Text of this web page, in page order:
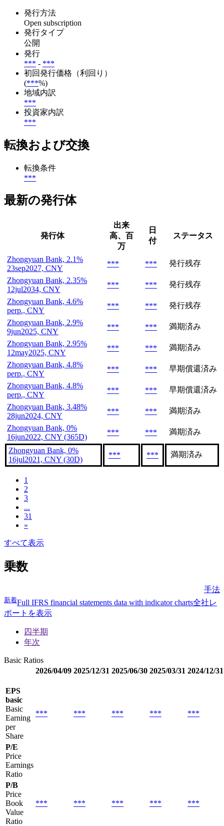
発行方法
Open subscription
発行タイプ
公開
発行
*** - ***
初回発行価格（利回り）
(***%)
地域内訳
***
投資家内訳
***
転換および交換
転換条件
***
最新の発行体
発行体
出来
高、百
万
日
付
ステータス
Zhongyuan Bank, 2.1%
23sep2027, CNY
*** ***
発行残存
Zhongyuan Bank, 2.35%
12jul2034, CNY
*** ***
発行残存
Zhongyuan Bank, 4.6%
perp., CNY
*** ***
発行残存
Zhongyuan Bank, 2.9%
9jun2025, CNY
*** ***
満期済み
Zhongyuan Bank, 2.95%
12may2025, CNY
*** ***
満期済み
Zhongyuan Bank, 4.8%
perp., CNY
*** ***
早期償還済み
Zhongyuan Bank, 4.8%
perp., CNY
*** ***
早期償還済み
Zhongyuan Bank, 3.48%
28jun2024, CNY
*** ***
満期済み
Zhongyuan Bank, 0%
16jun2022, CNY (365D)
*** *** 満期済み
Zhongyuan Bank, 0%
16jul2021, CNY (30D)
*** *** 満期済み
1
2
3
...
31
»
すべて表示
乗数
手法
新着Full IFRS financial statements data with indicator charts全社レ
ポートを表示
四半期
年次
Basic Ratios
2026/04/09 2025/12/31 2025/06/30 2025/03/31 2024/12/31
EPS
basic
Basic
Earning
per
Share
*** *** *** *** ***
P/E
Price
Earnings
Ratio
P/B
Price
Book
Value
Ratio
*** *** *** *** ***